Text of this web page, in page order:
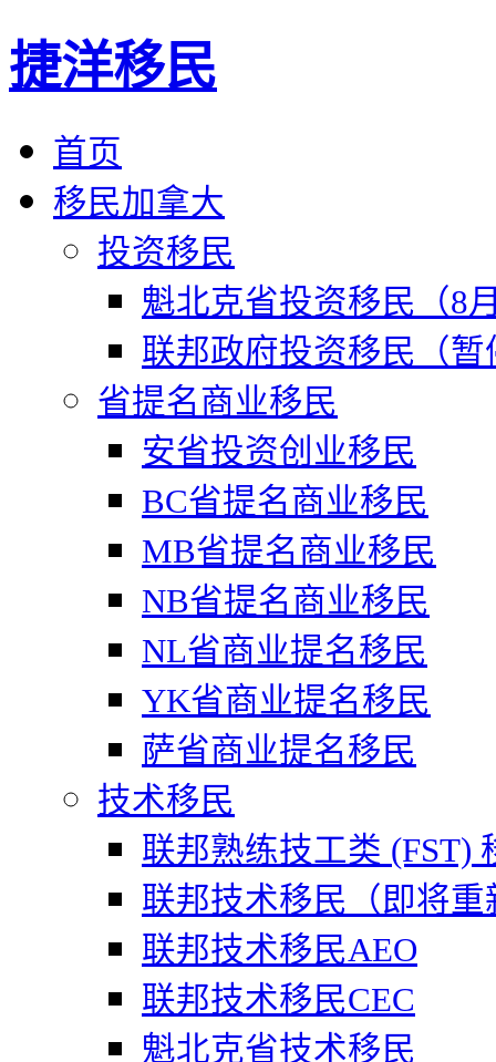
捷洋移民
首页
移民加拿大
投资移民
魁北克省投资移民（8
联邦政府投资移民（暂
省提名商业移民
安省投资创业移民
BC省提名商业移民
MB省提名商业移民
NB省提名商业移民
NL省商业提名移民
YK省商业提名移民
萨省商业提名移民
技术移民
联邦熟练技工类 (FST)
联邦技术移民（即将重
联邦技术移民AEO
联邦技术移民CEC
魁北克省技术移民